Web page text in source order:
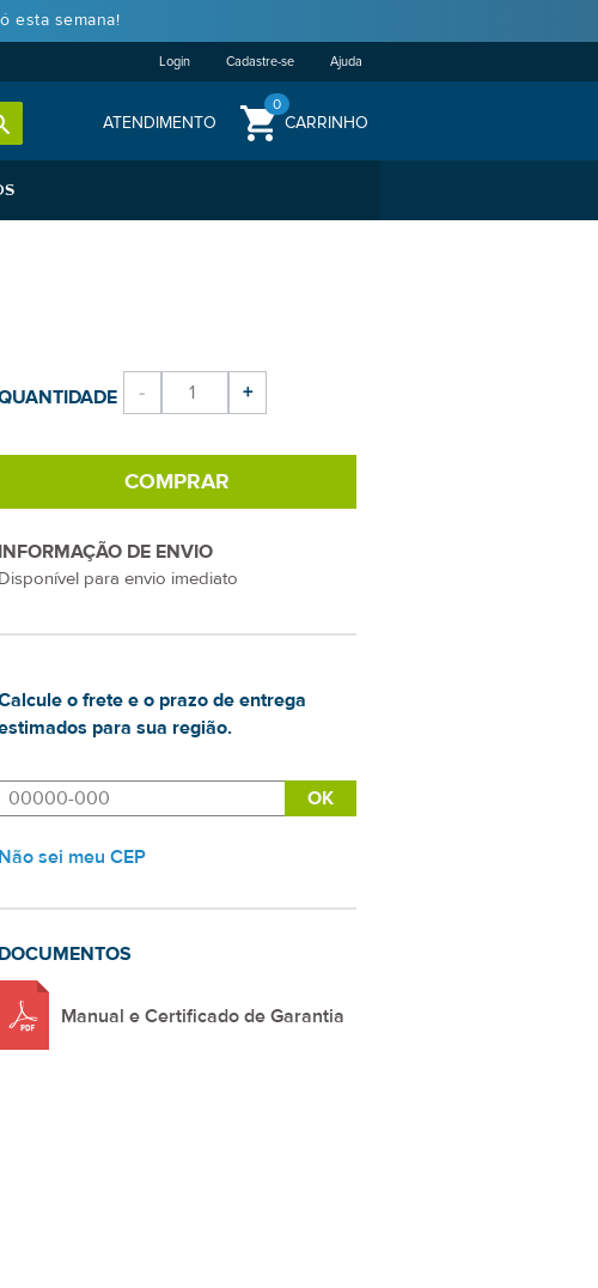
esta semana!
Login Cadastre-se Ajuda
ATENDIMENTO CARRINHO
0
- +
COMPRAR
INFORMAÇÃO DE ENVIO
Disponível para envio imediato
o frete e o prazo de entrega
para sua região.
Não sei meu CEP
DOCUMENTOS
Manual e Certificado de Garantia